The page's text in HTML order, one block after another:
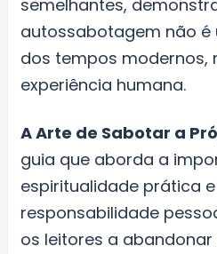
semelhantes,
autossabotagem não é
dos tempos modernos,
experiência humana.
A Arte de Sabotar a
guia que aborda a
espiritualidade prática
responsabilidade
os leitores a